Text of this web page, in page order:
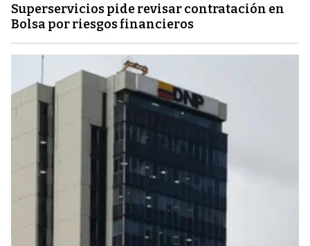
Superservicios pide revisar contratación en
Bolsa por riesgos financieros